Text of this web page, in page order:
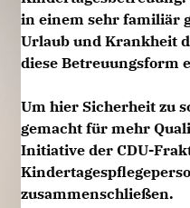
in einem sehr familiär
Urlaub und Krankheit
diese Betreuungsform
Um hier Sicherheit zu
gemacht für mehr
Initiative der CDU-
zusammenschließen.